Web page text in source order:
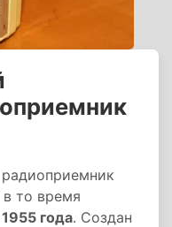
то время
года. Создан